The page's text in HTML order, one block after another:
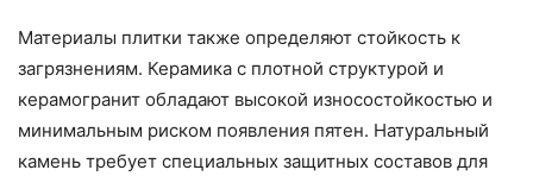
Материалы плитки также определяют стойкость к
загрязнениям. Керамика с плотной структурой и
керамогранит обладают высокой износостойкостью и
минимальным риском появления пятен. Натуральный
камень требует специальных защитных составов для